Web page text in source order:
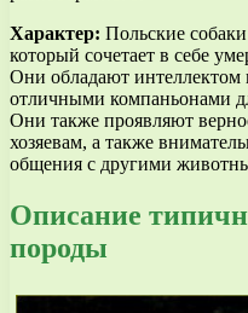
Характер: Польские
который сочетает в себе
Они обладают интеллектом
отличными компаньонами
Они также проявляют
хозяевам, а также
общения с другими
Описание
породы